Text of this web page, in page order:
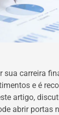
carreira
e é
artigo,
abrir portas